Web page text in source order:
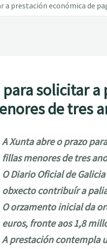
a prestación económica de
solicitar
de tres
A Xunta abre o prazo
fillas menores de tres
O Diario Oficial de
obxecto contribuír a
O orzamento inicial da
euros, fronte aos 1,8
A prestación contempla